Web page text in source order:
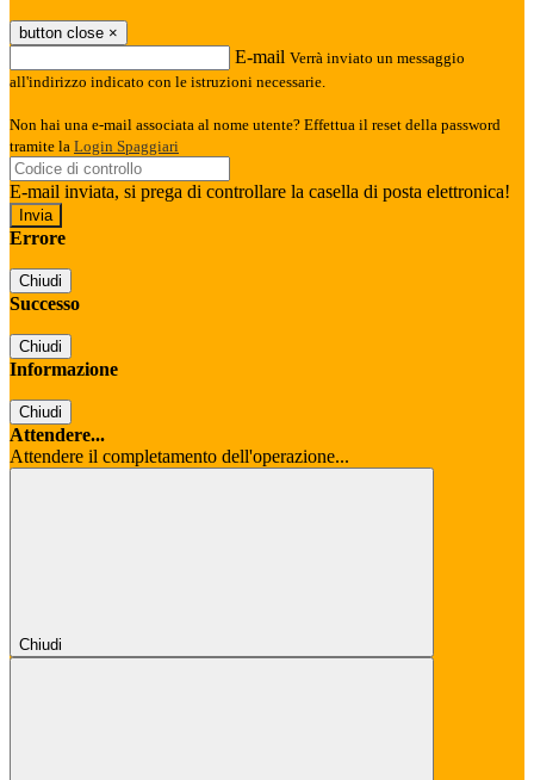
button close ×
E-mail Verrà inviato un messaggio
all'indirizzo indicato con le istruzioni necessarie.
Non hai una e-mail associata al nome utente? Effettua il reset della password
tramite la Login Spaggiari
E-mail inviata, si prega di controllare la casella di posta elettronica!
Errore
Chiudi
Successo
Chiudi
Informazione
Chiudi
Attendere...
Attendere il completamento dell'operazione...
Chiudi